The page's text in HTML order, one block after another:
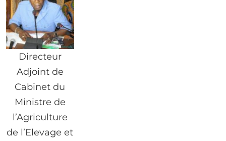
Directeur
Adjoint de
Cabinet du
Ministre de
l’Agriculture
de l’Elevage et